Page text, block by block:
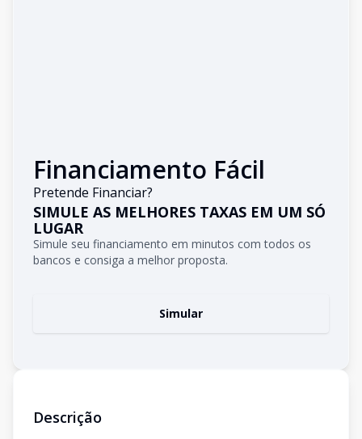
Financiamento Fácil
Pretende Financiar?
SIMULE AS MELHORES TAXAS EM UM SÓ
LUGAR
Simule seu financiamento em minutos com todos os
bancos e consiga a melhor proposta.
Simular
Descrição